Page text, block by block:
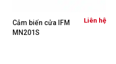
Cảm biến cửa IFM
MN201S
Liên hệ